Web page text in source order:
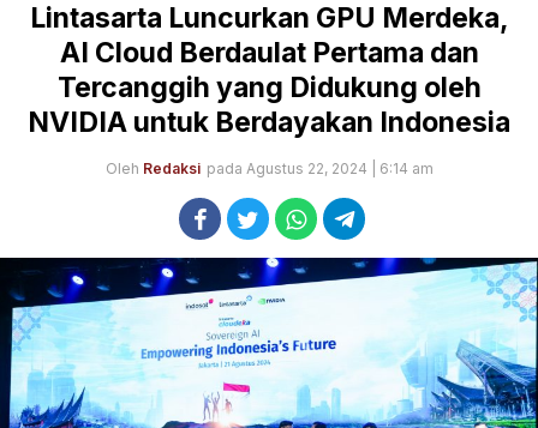
Lintasarta Luncurkan GPU Merdeka,
AI Cloud Berdaulat Pertama dan
Tercanggih yang Didukung oleh
NVIDIA untuk Berdayakan Indonesia
Oleh Redaksi pada Agustus 22, 2024 | 6:14 am